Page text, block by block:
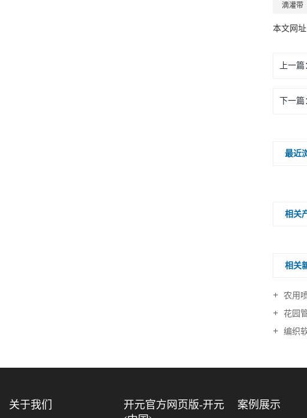
滴灌带
本文网址
上一篇
下一篇
最近
相关
相关
农用
花园
编织
关于我们
开元官方网页版-开元
案例展示